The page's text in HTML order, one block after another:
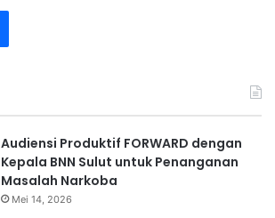
Audiensi Produktif FORWARD dengan
Kepala BNN Sulut untuk Penanganan
Masalah Narkoba
Mei 14, 2026